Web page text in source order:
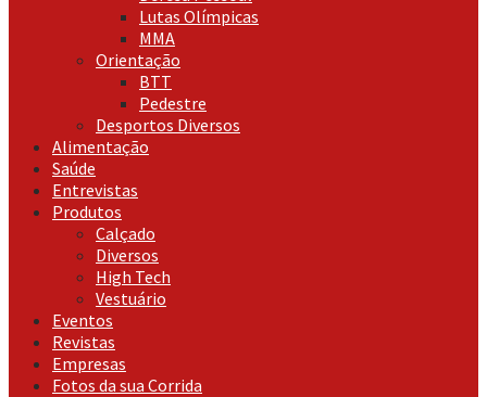
Lutas Olímpicas
MMA
Orientação
BTT
Pedestre
Desportos Diversos
Alimentação
Saúde
Entrevistas
Produtos
Calçado
Diversos
High Tech
Vestuário
Eventos
Revistas
Empresas
Fotos da sua Corrida